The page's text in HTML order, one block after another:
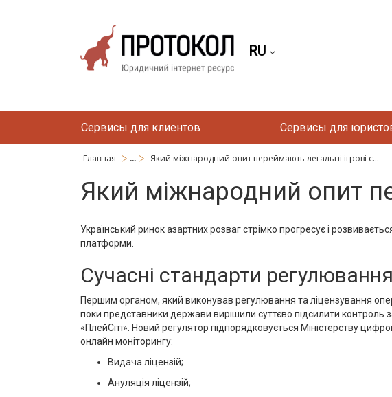
RU
Сервисы для клиентов Сервисы для
Главная ... Який міжнародний опит переймають легальні ігрові с...
Який міжнародний опит
Український ринок азартних розваг стрімко прогресує і
платформи.
Сучасні стандарти регулювання
Першим органом, який виконував регулювання та ліцензування
поки представники держави вирішили суттєво підсилити контроль
«ПлейСіті». Новий регулятор підпорядковується Міністерству
онлайн моніторингу:
Видача ліцензій;
Ануляція ліцензій;